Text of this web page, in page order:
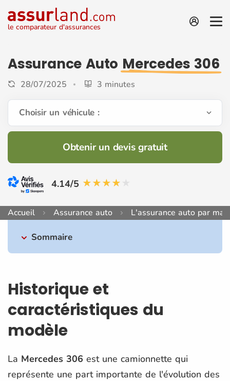
le comparateur d'assurances
Assurance Auto Mercedes 306
28/07/2025 3 minutes
Choisir un véhicule :
Obtenir un devis gratuit
4.14/5
Accueil Assurance auto L'assurance auto par
Sommaire
Historique et
caractéristiques du
modèle
La Mercedes 306 est une camionnette qui
représente une part importante de l'évolution des